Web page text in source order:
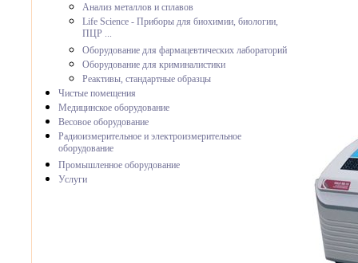
Анализ металлов и сплавов
Life Science - Приборы для биохимии, биологии,
ПЦР ...
Оборудование для фармацевтических лабораторий
Оборудование для криминалистики
Реактивы, стандартные образцы
Чистые помещения
Медицинское оборудование
Весовое оборудование
Радиоизмерительное и электроизмерительное
оборудование
Промышленное оборудование
Услуги